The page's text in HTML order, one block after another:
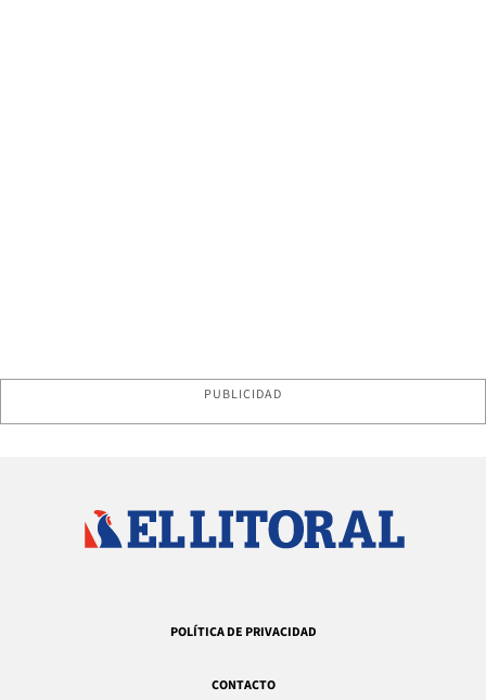
PUBLICIDAD
POLÍTICA DE PRIVACIDAD
CONTACTO